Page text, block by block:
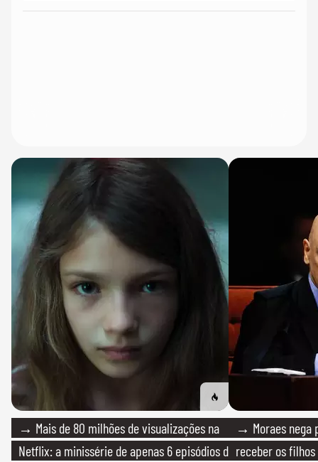
→ Mais de 80 milhões de visualizações na
Netflix: a minissérie de apenas 6 episódios de
→ Moraes nega
receber os filhos